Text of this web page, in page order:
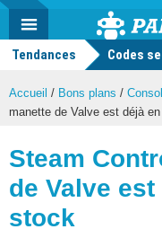
Actu
geek
MENU
Tendances Codes
Accueil / Bons plans /
manette de Valve est déjà
Steam
de Valve
stock
Mode